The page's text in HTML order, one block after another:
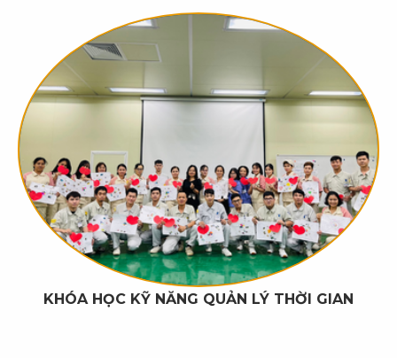
KHÓA HỌC KỸ NĂNG QUẢN LÝ THỜI GIAN